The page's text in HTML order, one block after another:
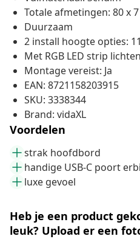
Totale afmetingen: 80 x 7
Duurzaam
2 install hoogte opties:
Met RGB LED strip lichten
Montage vereist: Ja
EAN: 8721158203915
SKU: 3338344
Brand: vidaXL
Voordelen
strak hoofdbord
handige USB-C poort
luxe gevoel
Heb je een product
leuk? Upload er een